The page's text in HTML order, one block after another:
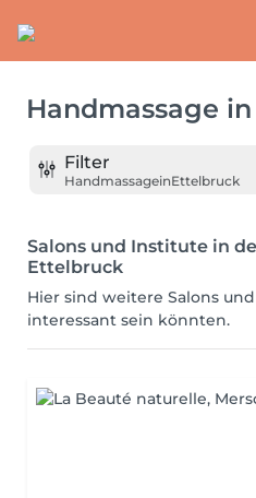
Handmassage in
Filter
HandmassageinEttelbruck
Salons und Institute in
Ettelbruck
Hier sind weitere Salons
interessant sein könnten.